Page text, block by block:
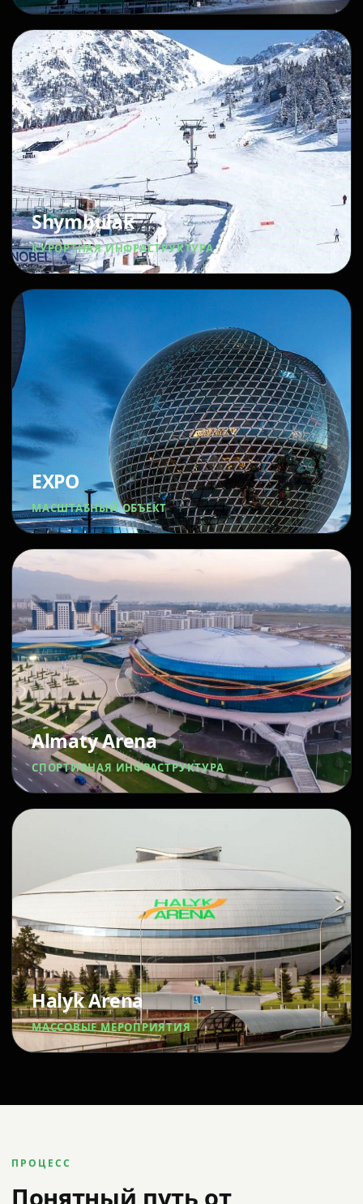
Shymbulak
КУРОРТНАЯ ИНФРАСТРУКТУРА
EXPO
МАСШТАБНЫЙ ОБЪЕКТ
Almaty Arena
СПОРТИВНАЯ ИНФРАСТРУКТУРА
Halyk Arena
МАССОВЫЕ МЕРОПРИЯТИЯ
ПРОЦЕСС
Понятный путь от